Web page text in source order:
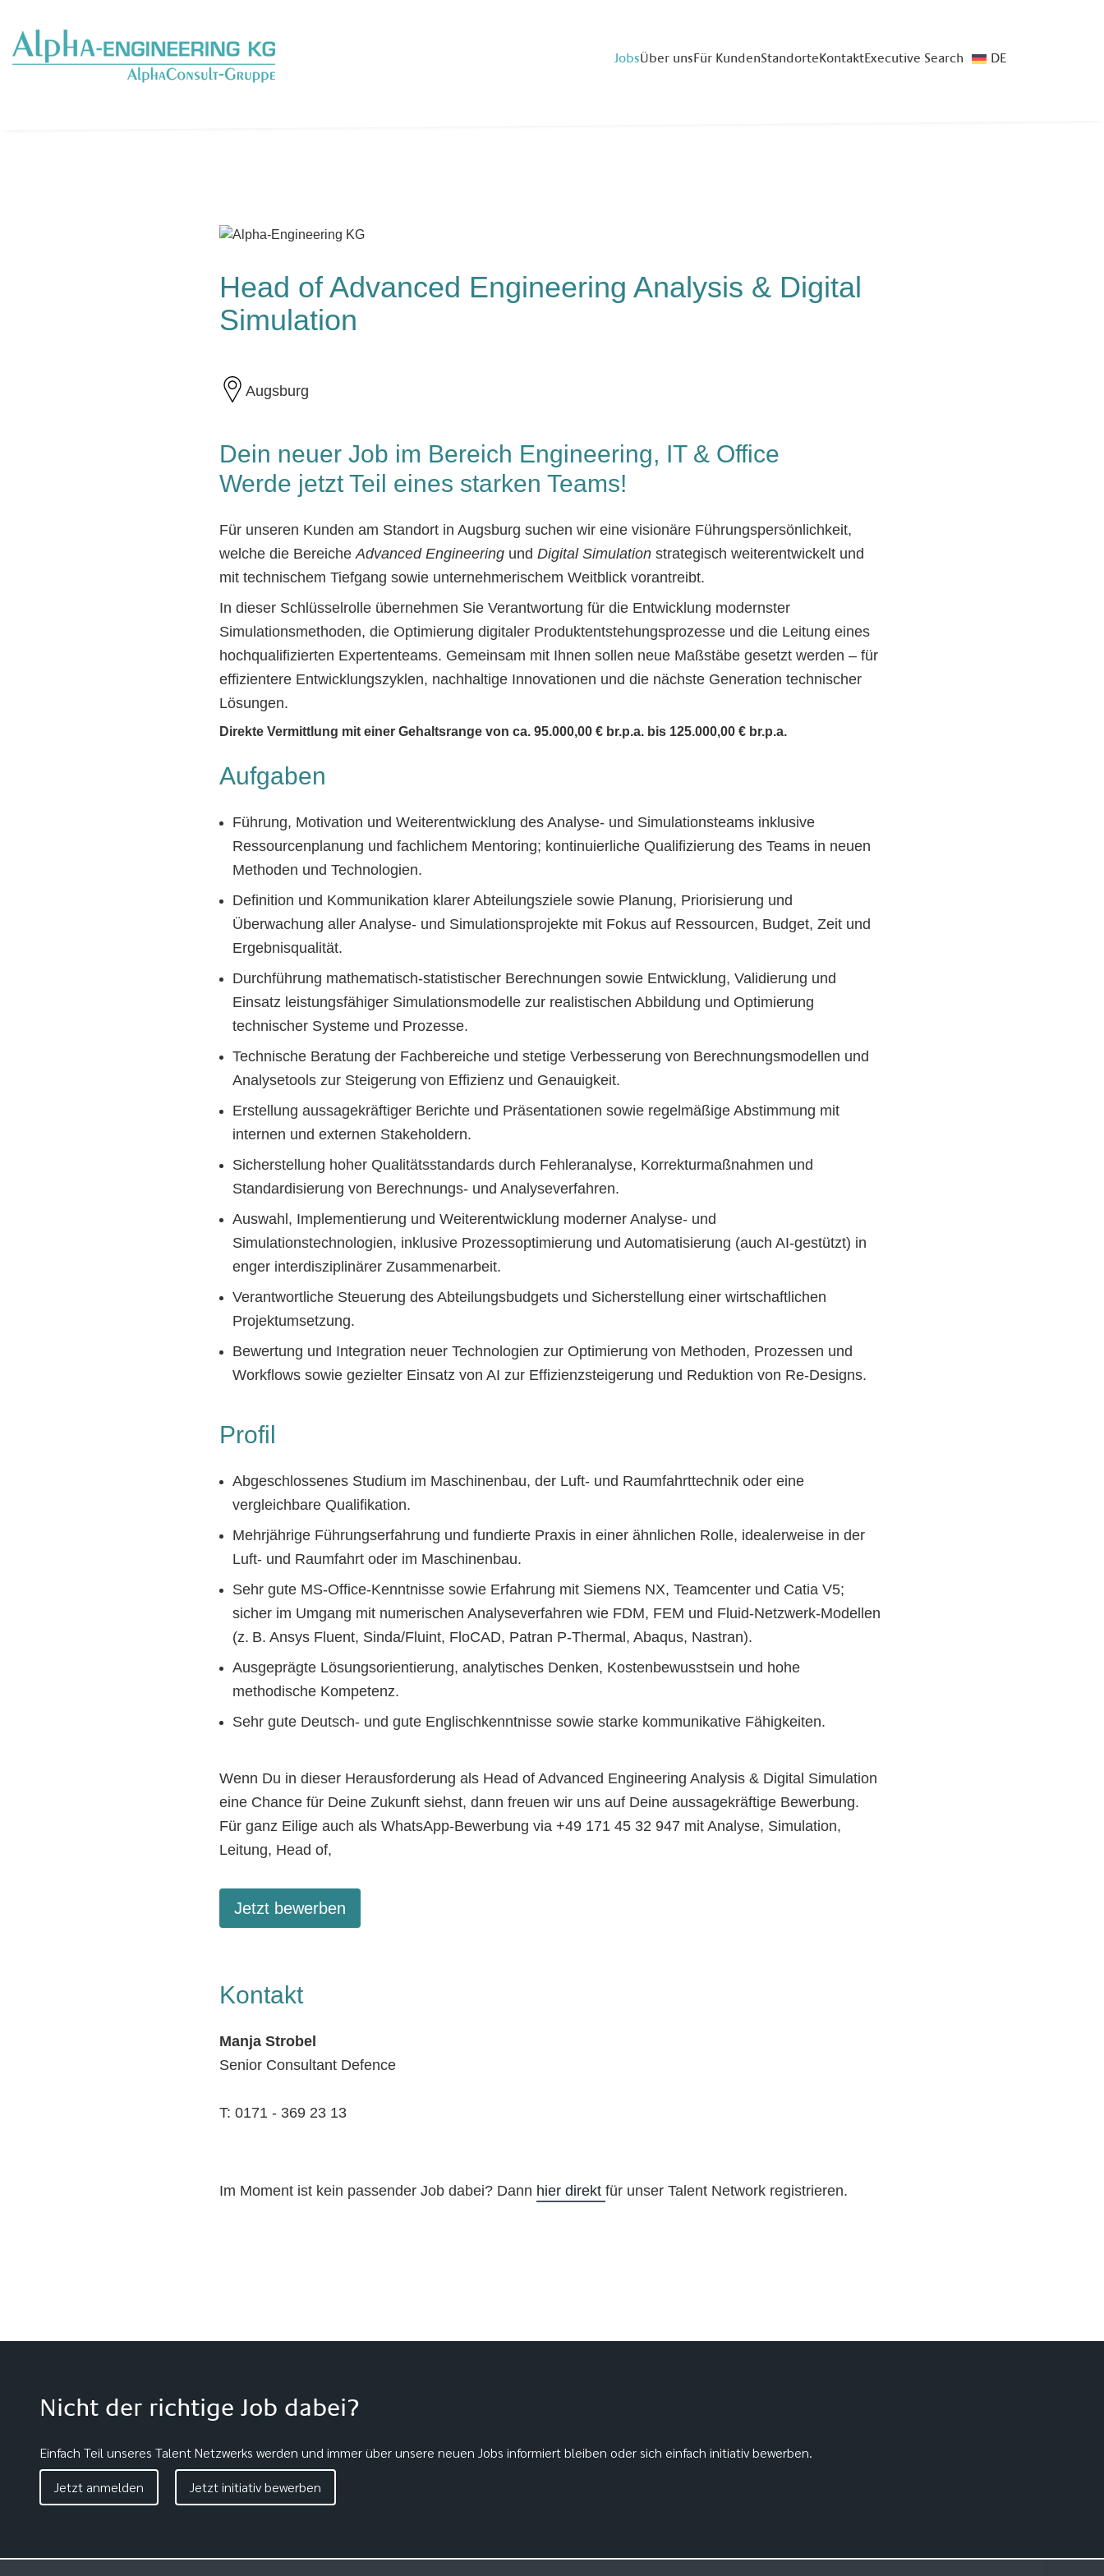
JobsÜber unsFür KundenStandorteKontaktExecutive Search DE
Head of Advanced Engineering Analysis & Digital
Simulation
Augsburg
Dein neuer Job im Bereich Engineering, IT & Office
Werde jetzt Teil eines starken Teams!
Für unseren Kunden am Standort in Augsburg suchen wir eine visionäre Führungspersönlichkeit,
welche die Bereiche Advanced Engineering und Digital Simulation strategisch weiterentwickelt und
mit technischem Tiefgang sowie unternehmerischem Weitblick vorantreibt.
In dieser Schlüsselrolle übernehmen Sie Verantwortung für die Entwicklung modernster
Simulationsmethoden, die Optimierung digitaler Produktentstehungsprozesse und die Leitung eines
hochqualifizierten Expertenteams. Gemeinsam mit Ihnen sollen neue Maßstäbe gesetzt werden – für
effizientere Entwicklungszyklen, nachhaltige Innovationen und die nächste Generation technischer
Lösungen.
Direkte Vermittlung mit einer Gehaltsrange von ca. 95.000,00 € br.p.a. bis 125.000,00 € br.p.a.
Aufgaben
Führung, Motivation und Weiterentwicklung des Analyse- und Simulationsteams inklusive
Ressourcenplanung und fachlichem Mentoring; kontinuierliche Qualifizierung des Teams in neuen
Methoden und Technologien.
Definition und Kommunikation klarer Abteilungsziele sowie Planung, Priorisierung und
Überwachung aller Analyse- und Simulationsprojekte mit Fokus auf Ressourcen, Budget, Zeit und
Ergebnisqualität.
Durchführung mathematisch‑statistischer Berechnungen sowie Entwicklung, Validierung und
Einsatz leistungsfähiger Simulationsmodelle zur realistischen Abbildung und Optimierung
technischer Systeme und Prozesse.
Technische Beratung der Fachbereiche und stetige Verbesserung von Berechnungsmodellen und
Analysetools zur Steigerung von Effizienz und Genauigkeit.
Erstellung aussagekräftiger Berichte und Präsentationen sowie regelmäßige Abstimmung mit
internen und externen Stakeholdern.
Sicherstellung hoher Qualitätsstandards durch Fehleranalyse, Korrekturmaßnahmen und
Standardisierung von Berechnungs- und Analyseverfahren.
Auswahl, Implementierung und Weiterentwicklung moderner Analyse- und
Simulationstechnologien, inklusive Prozessoptimierung und Automatisierung (auch AI‑gestützt) in
enger interdisziplinärer Zusammenarbeit.
Verantwortliche Steuerung des Abteilungsbudgets und Sicherstellung einer wirtschaftlichen
Projektumsetzung.
Bewertung und Integration neuer Technologien zur Optimierung von Methoden, Prozessen und
Workflows sowie gezielter Einsatz von AI zur Effizienzsteigerung und Reduktion von Re‑Designs.
Profil
Abgeschlossenes Studium im Maschinenbau, der Luft- und Raumfahrttechnik oder eine
vergleichbare Qualifikation.
Mehrjährige Führungserfahrung und fundierte Praxis in einer ähnlichen Rolle, idealerweise in der
Luft- und Raumfahrt oder im Maschinenbau.
Sehr gute MS‑Office‑Kenntnisse sowie Erfahrung mit Siemens NX, Teamcenter und Catia V5;
sicher im Umgang mit numerischen Analyseverfahren wie FDM, FEM und Fluid‑Netzwerk‑Modellen
(z. B. Ansys Fluent, Sinda/Fluint, FloCAD, Patran P‑Thermal, Abaqus, Nastran).
Ausgeprägte Lösungsorientierung, analytisches Denken, Kostenbewusstsein und hohe
methodische Kompetenz.
Sehr gute Deutsch‑ und gute Englischkenntnisse sowie starke kommunikative Fähigkeiten.
Wenn Du in dieser Herausforderung als Head of Advanced Engineering Analysis & Digital Simulation
eine Chance für Deine Zukunft siehst, dann freuen wir uns auf Deine aussagekräftige Bewerbung.
Für ganz Eilige auch als WhatsApp-Bewerbung via +49 171 45 32 947 mit Analyse, Simulation,
Leitung, Head of,
Jetzt bewerben
Kontakt
Manja Strobel
Senior Consultant Defence
T: 0171 - 369 23 13
Im Moment ist kein passender Job dabei? Dann hier direktfür unser Talent Network registrieren.
Nicht der richtige Job dabei?
Einfach Teil unseres Talent Netzwerks werden und immer über unsere neuen Jobs informiert bleiben oder sich einfach initiativ bewerben.
Jetzt anmelden
Jetzt initiativ bewerben